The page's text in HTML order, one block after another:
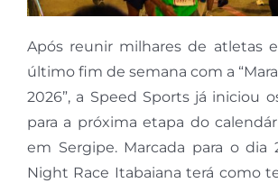
Após reunir milhares de atletas
último fim de semana com a
2026”, a Speed Sports já iniciou
para a próxima etapa do
em Sergipe. Marcada para o dia
Night Race Itabaiana terá como